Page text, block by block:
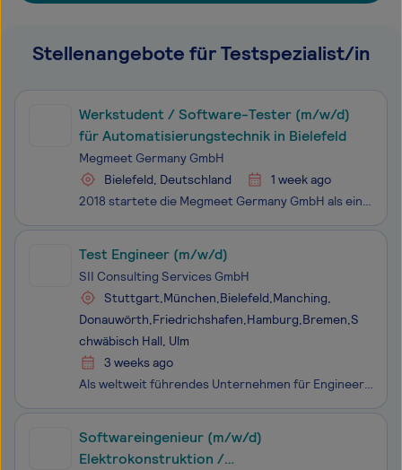
Stellenangebote für Testspezialist/in
Werkstudent / Software-Tester (m/w/d)
für Automatisierungstechnik in Bielefeld
Megmeet Germany GmbH
Bielefeld, Deutschland
1 week ago
2018 startete die Megmeet Germany GmbH als einzige europäische Vertriebsstätte und strategischer Forschungs- und Entwicklungsstandort mit dem Schwerpunkt industrielle Automatisierung in Bielefeld. In einem kleinen Expertenteam entwickeln wir in Remote-Zusammenarbeit mit unseren KollegInnen im chines
Test Engineer (m/w/d)
SII Consulting Services GmbH
Stuttgart,München,Bielefeld,Manching,
Donauwörth,Friedrichshafen,Hamburg,Bremen,S
chwäbisch Hall, Ulm
3 weeks ago
Als weltweit führendes Unternehmen für Engineering und IT- Dienstleistungen ist die SII Consulting Services GmbH auf die Entwicklung und den Support von komplexen Systemen spezialisiert – von der Konzeptidee bis zur Zulassung. Unsere Teams sind der Schlüssel zu unserem Erfolg. Ihnen verdanken wir,
Softwareingenieur (m/w/d)
Elektrokonstruktion /